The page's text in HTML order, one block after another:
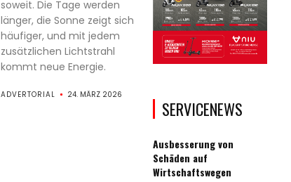
soweit. Die Tage werden
länger, die Sonne zeigt sich
häufiger, und mit jedem
zusätzlichen Lichtstrahl
kommt neue Energie.
ADVERTORIAL 24. MÄRZ 2026
SERVICENEWS
Ausbesserung von
Schäden auf
Wirtschaftswegen